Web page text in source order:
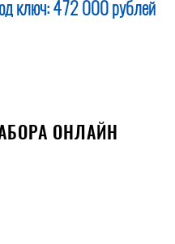
ключ: 472 000 рублей
ОНЛАЙН